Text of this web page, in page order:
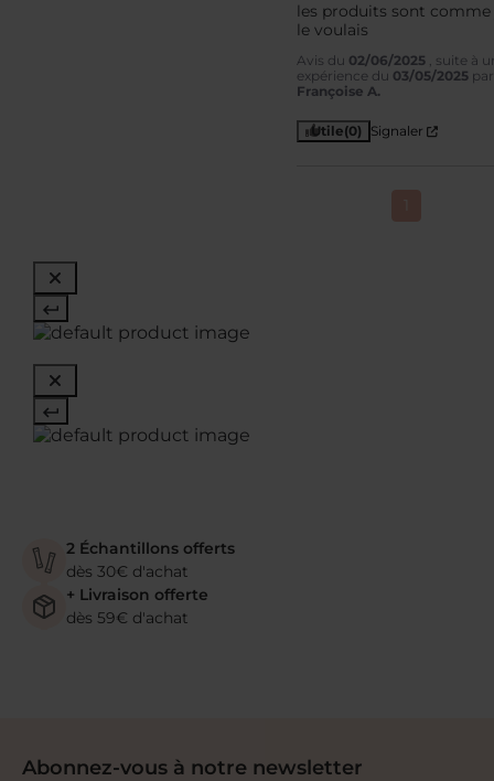
les produits sont comme
le voulais
Avis du 02/06/2025 , suite à
expérience du 03/05/2025 par
Françoise A.
Utile(0) Signaler
2 Échantillons offerts
dès 30€ d'achat
+ Livraison offerte
dès 59€ d'achat
Abonnez-vous à notre newsletter